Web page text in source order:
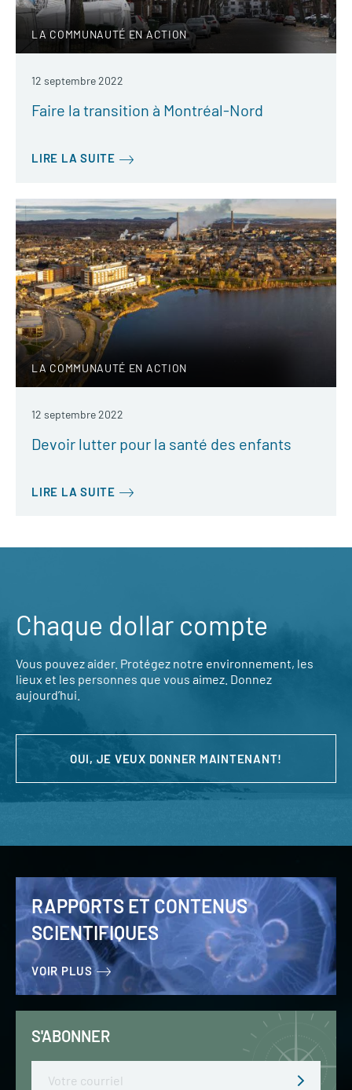
LA COMMUNAUTÉ EN ACTION
12 septembre 2022
Faire la transition à Montréal-Nord
LIRE LA SUITE
LA COMMUNAUTÉ EN ACTION
12 septembre 2022
Devoir lutter pour la santé des enfants
LIRE LA SUITE
Chaque dollar compte
Vous pouvez aider. Protégez notre environnement, les
lieux et les personnes que vous aimez. Donnez
aujourd’hui.
OUI, JE VEUX DONNER MAINTENANT!
RAPPORTS ET CONTENUS
SCIENTIFIQUES
VOIR PLUS
S'ABONNER